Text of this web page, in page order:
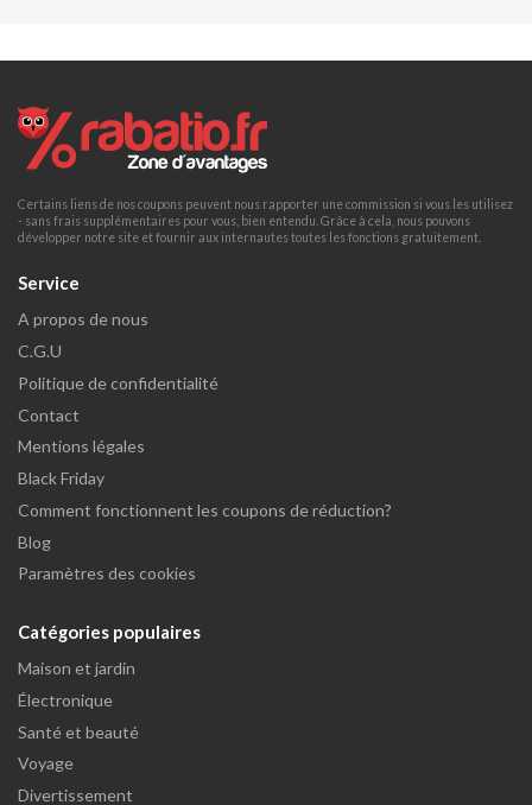
Certains liens de nos coupons peuvent nous rapporter une commission si vous les utilisez
- sans frais supplémentaires pour vous, bien entendu. Grâce à cela, nous pouvons
développer notre site et fournir aux internautes toutes les fonctions gratuitement.
Service
A propos de nous
C.G.U
Politique de confidentialité
Contact
Mentions légales
Black Friday
Comment fonctionnent les coupons de réduction?
Blog
Paramètres des cookies
Catégories populaires
Maison et jardin
Électronique
Santé et beauté
Voyage
Divertissement